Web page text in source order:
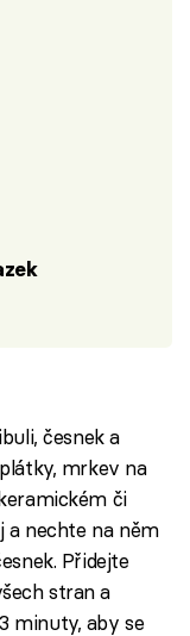
česnek a
mrkev na
či
a nechte na něm
Přidejte
stran a
minuty, aby se